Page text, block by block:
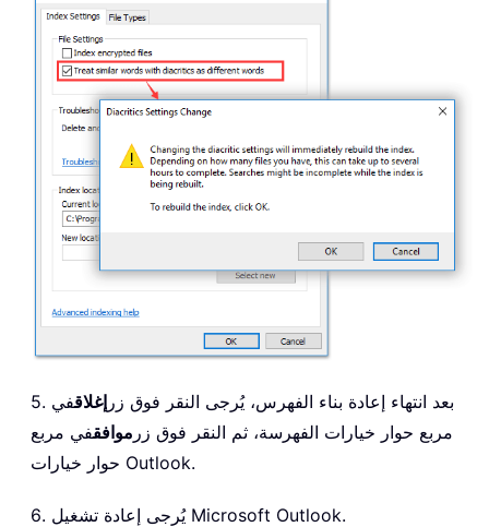
5. بعد انتهاء إعادة بناء الفهرس، يُرجى النقر فوق زر إغلاقفي
مربع حوار خيارات الفهرسة، ثم النقر فوق زر موافقفي مربع
حوار خيارات Outlook.
6. يُرجى إعادة تشغيل Microsoft Outlook.